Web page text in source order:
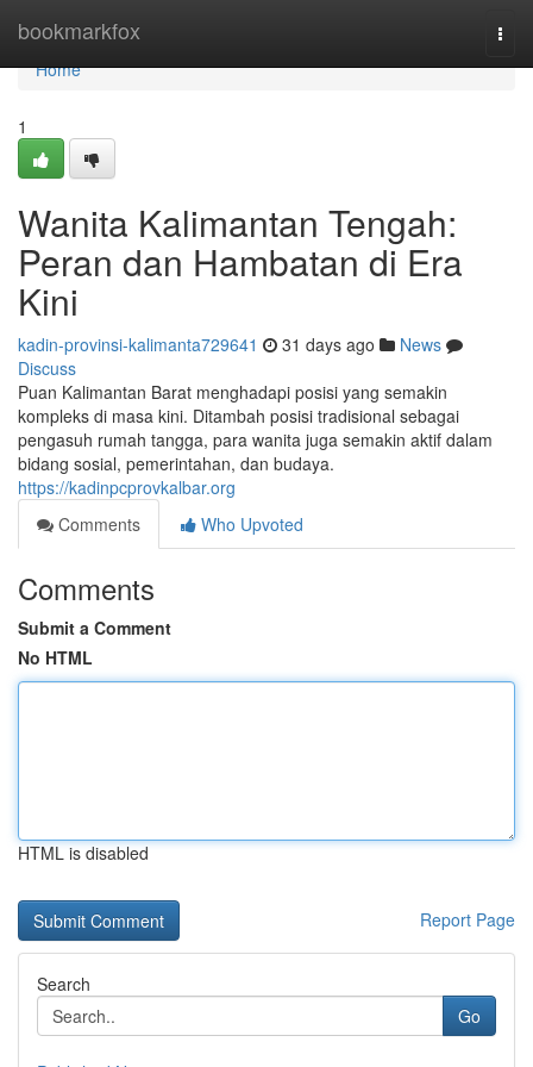
bookmarkfox
Home
Home
1
Wanita Kalimantan Tengah:
Peran dan Hambatan di Era
Kini
kadin-provinsi-kalimanta729641 31 days ago
News
Discuss
Puan Kalimantan Barat menghadapi posisi yang semakin
kompleks di masa kini. Ditambah posisi tradisional sebagai
pengasuh rumah tangga, para wanita juga semakin aktif dalam
bidang sosial, pemerintahan, dan budaya.
https://kadinpcprovkalbar.org
Comments
Who Upvoted
Comments
Submit a Comment
No HTML
HTML is disabled
Report Page
Search
Go